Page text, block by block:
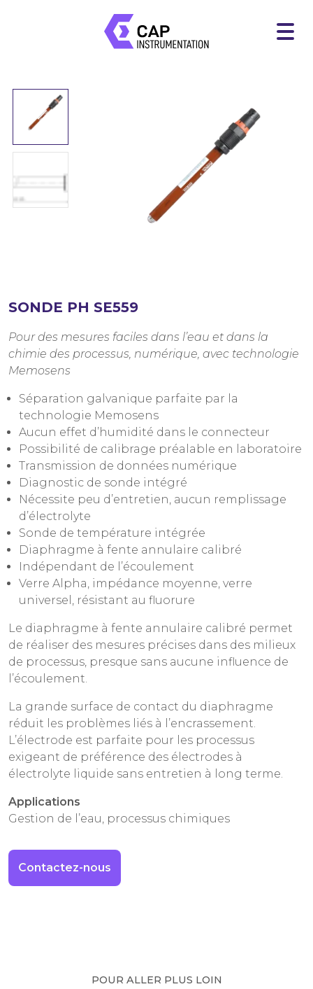
SONDE PH SE559
Pour des mesures faciles dans l’eau et dans la
chimie des processus, numérique, avec technologie
Memosens
Séparation galvanique parfaite par la
technologie Memosens
Aucun effet d’humidité dans le connecteur
Possibilité de calibrage préalable en laboratoire
Transmission de données numérique
Diagnostic de sonde intégré
Nécessite peu d’entretien, aucun remplissage
d’électrolyte
Sonde de température intégrée
Diaphragme à fente annulaire calibré
Indépendant de l’écoulement
Verre Alpha, impédance moyenne, verre
universel, résistant au fluorure
Le diaphragme à fente annulaire calibré permet
de réaliser des mesures précises dans des milieux
de processus, presque sans aucune influence de
l’écoulement.
La grande surface de contact du diaphragme
réduit les problèmes liés à l’encrassement.
L’électrode est parfaite pour les processus
exigeant de préférence des électrodes à
électrolyte liquide sans entretien à long terme.
Applications
Gestion de l’eau, processus chimiques
Contactez-nous
POUR ALLER PLUS LOIN